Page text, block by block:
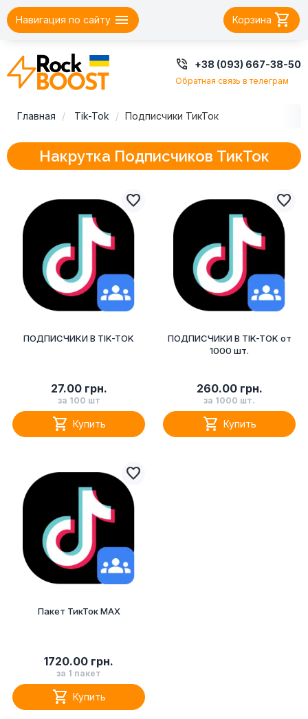
Навигация по сайту  Корзина 
 +38 (093) 667-38-50
Обратная связь в телеграм
Главная Tik-Tok Подписчики ТикТок
Накрутка Подписчиков ТикТок

ПОДПИСЧИКИ В TIK-TOK
27.00 грн.
за 100 шт
 Купить

ПОДПИСЧИКИ В TIK-TOK от
1000 шт.
260.00 грн.
за 1000 шт.
 Купить

Пакет ТикТок MAX
1720.00 грн.
за 1 пакет
 Купить